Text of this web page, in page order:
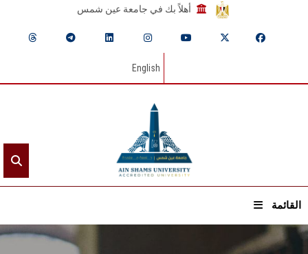
أهلاً بك في جامعة عين شمس
English
القائمة